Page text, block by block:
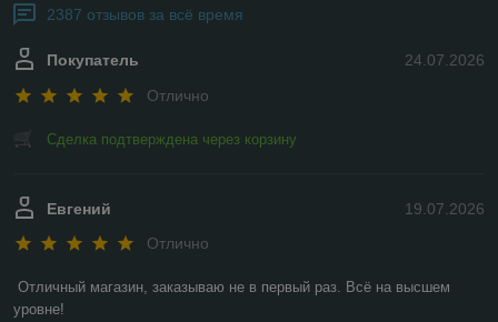
2387 отзывов за всё время
24.07.2026
Покупатель
Отлично
Сделка подтверждена через корзину
19.07.2026
Евгений
Отлично
Отличный магазин, заказываю не в первый раз. Всё на высшем
уровне!